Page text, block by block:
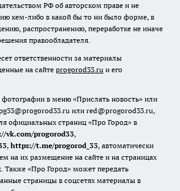
РФ об авторском праве и не
кем-либо в какой бы то ни было форме, в
распространению, переработке не иначе
правообладателя.
ответственности за материалы
на сайте progorod33.ru и его
в меню «Прислать новость» или
или red@progorod33.ru,
официальных страниц «Про Город» в
vk.com/progorod33,
, https://t.me/progorod_33, автоматически
на их размещение на сайте и на страницах
Также «Про Город» может передать
страницы в соцсетях материалы в